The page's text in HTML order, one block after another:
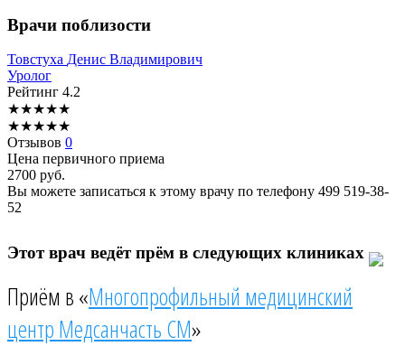
Врачи поблизости
Товстуха Денис Владимирович
Уролог
Рейтинг 4.2
★★★★★
★★★★★
Отзывов 0
Цена первичного приема
2700 руб.
Вы можете записаться к этому врачу по телефону 499 519-38-
52
Этот врач ведёт прём в следующих клиниках
Приём в «Многопрофильный медицинский
центр Медсанчасть СМ»